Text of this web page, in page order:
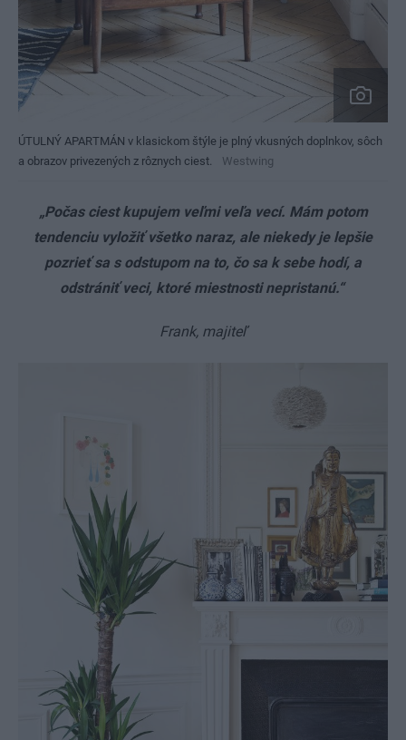
ÚTULNÝ APARTMÁN v klasickom štýle je plný vkusných doplnkov, sôch
a obrazov privezených z rôznych ciest.
Westwing
„Počas ciest kupujem veľmi veľa vecí. Mám potom
tendenciu vyložiť všetko naraz, ale niekedy je lepšie
pozrieť sa s odstupom na to, čo sa k sebe hodí, a
odstrániť veci, ktoré miestnosti nepristanú.“
Frank, majiteľ